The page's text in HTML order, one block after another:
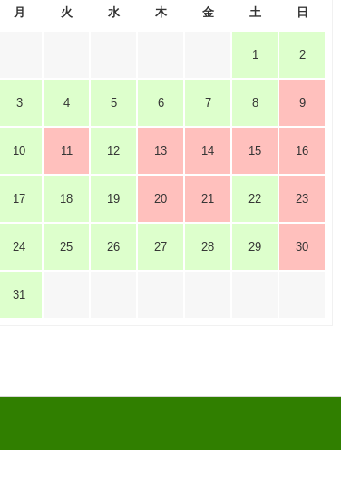
月 火 水 木 金 土 日
1 2
3 4 5 6 7 8 9
10 11 12 13 14 15 16
17 18 19 20 21 22 23
24 25 26 27 28 29 30
31